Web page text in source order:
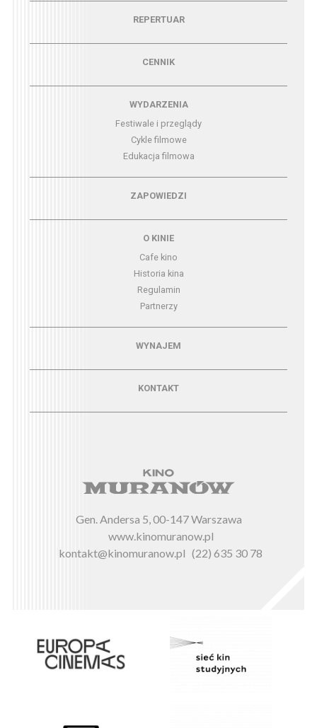
Menu - repertuarREPERTUAR
CENNIK
Menu - wydarzeniaWYDARZENIA
Festiwale i przeglądy
Cykle filmowe
Edukacja filmowa
Menu - zapowiedziZAPOWIEDZI
O KINIE
Cafe kino
Historia kina
Regulamin
Partnerzy
Menu - wynajemWYNAJEM
KONTAKT
Gen. Andersa 5, 00-147 Warszawa
www.kinomuranow.pl
kontakt@kinomuranow.pl (22) 635 30 78